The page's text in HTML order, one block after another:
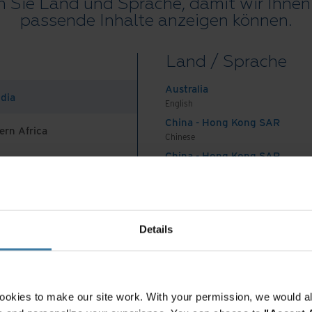
Details
to make our site work. With your permission, we would
passende Inhalte anzeigen können.
Africa
And Turkey
Land / Sprache
Australia
English
China - Hong Kong SAR
Chinese
China - Hong Kong SAR
India
English
Indonesia
Indonesian
ca. 53 Millionen Tonnen Elektroschrott, und
der Vereinten Nationen bis 2050 sogar
der weltweit am schnellsten
nicht nur ihr Energieverbrauch, sondern die
einen großen Teil unseres ökologischen
toxisch: Schwermetalle (u. a. Quecksilber, Blei
Geräten in das Ökosystem gelangen und zu
wundert es nicht, dass immer mehr Länder
Thailand war im September 2020 das
und juristische